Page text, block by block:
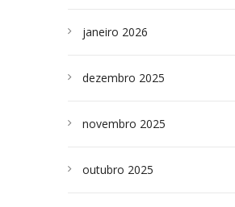
janeiro 2026
dezembro 2025
novembro 2025
outubro 2025